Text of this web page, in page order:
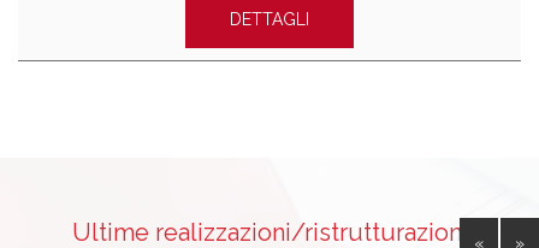
DETTAGLI
Ultime realizzazioni/ristrutturazioni « »